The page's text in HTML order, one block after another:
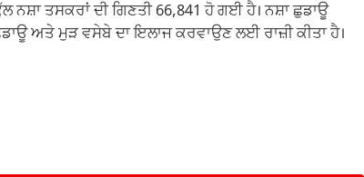
ਨਸ਼ਾ ਤਸਕਰਾਂ ਦੀ ਗਿਣਤੀ 66,841 ਹੋ ਗਈ ਹੈ। ਨਸ਼ਾ ਛੁਡਾਊ
ਅਤੇ ਮੁੜ ਵਸੇਬੇ ਦਾ ਇਲਾਜ ਕਰਵਾਉਣ ਲਈ ਰਾਜ਼ੀ ਕੀਤਾ ਹੈ।